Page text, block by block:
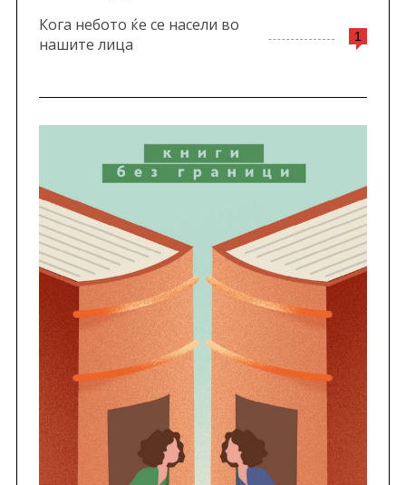
1
Кога небото ќе се насели во
нашите лица